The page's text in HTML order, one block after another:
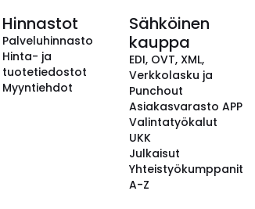
Hinnastot
Palveluhinnasto
Hinta- ja
tuotetiedostot
Myyntiehdot
Sähköinen
kauppa
EDI, OVT, XML,
Verkkolasku ja
Punchout
Asiakasvarasto APP
Valintatyökalut
UKK
Julkaisut
Yhteistyökumppanit
A-Z